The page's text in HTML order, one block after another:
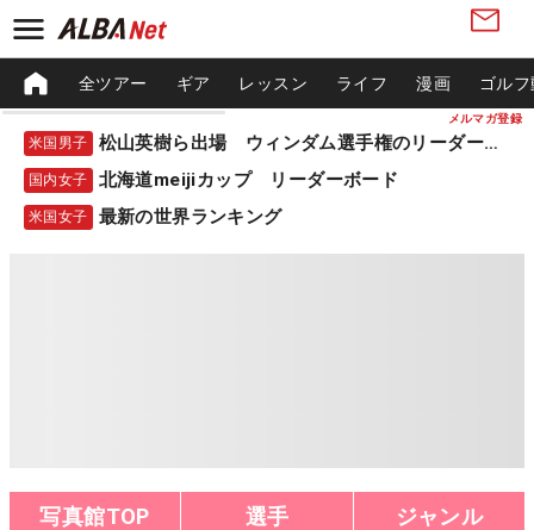
メルマガ登録
全ツアー ギア レッスン ライフ 漫画 ゴル
米国男子 松山英樹ら出場 ウィンダム選手権のリーダーボード
国内女子 北海道meijiカップ リーダーボード
米国女子 最新の世界ランキング
写真館TOP 選手 ジャンル